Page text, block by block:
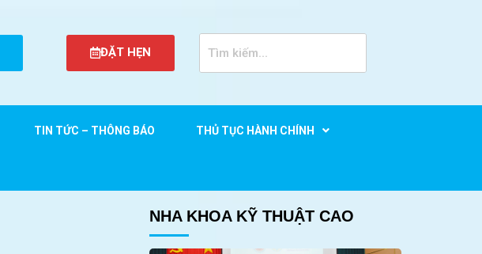
ĐẶT HẸN
TIN TỨC – THÔNG BÁO THỦ TỤC HÀNH CHÍNH
NHA KHOA KỸ THUẬT CAO